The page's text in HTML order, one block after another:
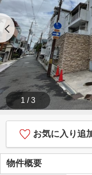
1 / 3
お気に入り追
物件概要